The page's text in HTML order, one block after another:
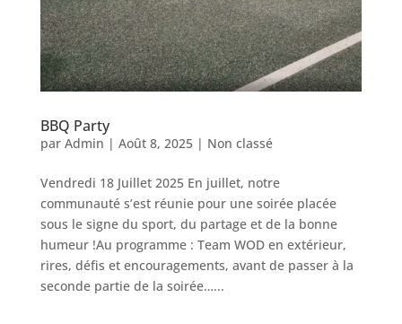
BBQ Party
par Admin | Août 8, 2025| Non classé
Vendredi 18 Juillet 2025 En juillet, notre
communauté s’est réunie pour une soirée placée
sous le signe du sport, du partage et de la bonne
humeur !Au programme : Team WOD en extérieur,
rires, défis et encouragements, avant de passer à la
seconde partie de la soirée…...